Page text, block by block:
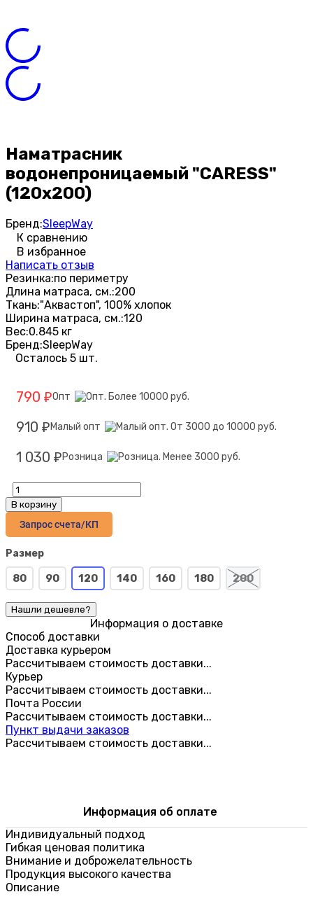
Наматрасник
водонепроницаемый "CARESS"
(120x200)
Бренд:SleepWay
К сравнению
В избранное
Написать отзыв
Резинка:по периметру
Длина матраса, см.:200
Ткань:"Аквастоп", 100% хлопок
Ширина матраса, см.:120
Вес:0.845 кг
Бренд:SleepWay
Осталось 5 шт.
790 ₽Опт
910 ₽ Малый опт
1 030 ₽ Розница
В корзину
Запрос счета/КП
Размер
80 90 120 140 160 180 200
Информация о доставке
Способ доставки
Доставка курьером
Рассчитываем стоимость доставки...
Курьер
Рассчитываем стоимость доставки...
Почта России
Рассчитываем стоимость доставки...
Пункт выдачи заказов
Рассчитываем стоимость доставки...
Информация об оплате
Индивидуальный подход
Гибкая ценовая политика
Внимание и доброжелательность
Продукция высокого качества
Описание